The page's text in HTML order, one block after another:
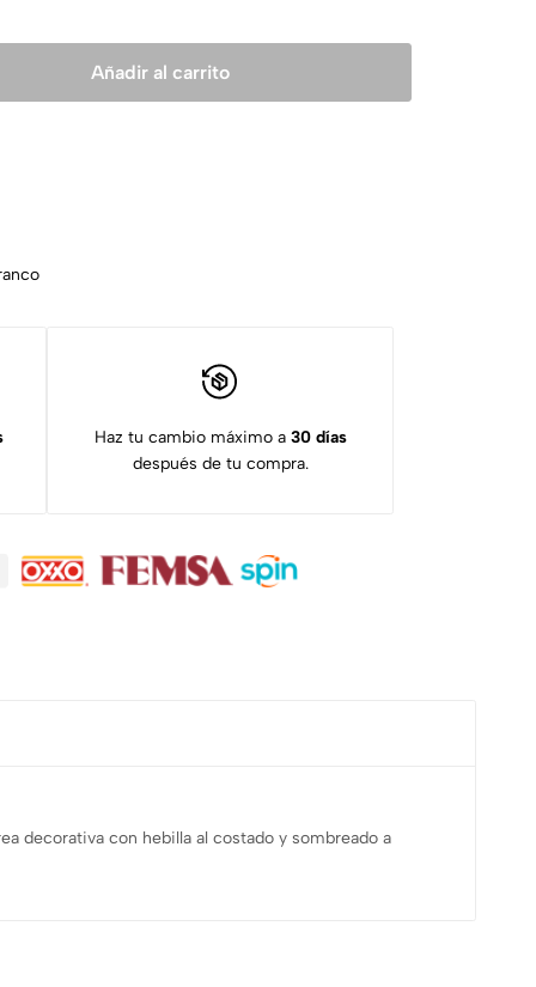
Añadir al carrito
Haz tu cambio máximo a 30 días
después de tu compra.
decorativa con hebilla al costado y sombreado a